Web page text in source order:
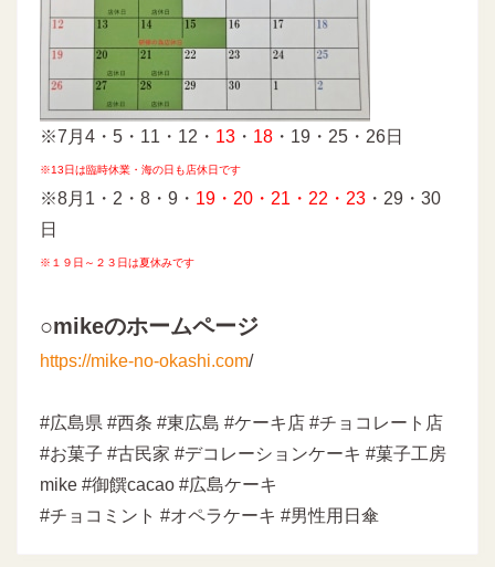
※7月4・5・11・12・ 13 ・ 18 ・19・25・26日
※13日は臨時休業・海の日も店休日です
※8月1・2・8・9・ 19・20・21・22・23 ・29・30
日
※１９日～２３日は夏休みです
○mikeのホームページ
https://mike-no-okashi.com/
#広島県 #西条 #東広島 #ケーキ店 #チョコレート店
#お菓子 #古民家 #デコレーションケーキ #菓子工房
mike #御饌cacao #広島ケーキ
#チョコミント #オペラケーキ #男性用日傘